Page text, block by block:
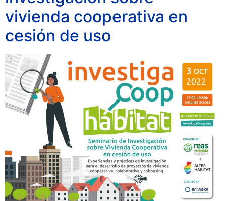
vivienda cooperativa en
cesión de uso